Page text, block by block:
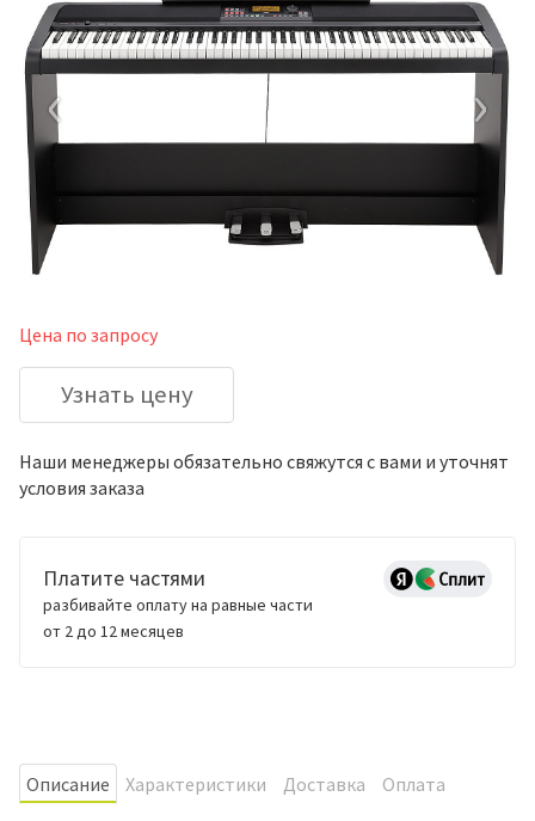
‹ ›
Цена по запросу
Узнать цену
Наши менеджеры обязательно свяжутся с вами и уточнят
условия заказа
Платите частями
разбивайте оплату на равные части
от 2 до 12 месяцев
Oписание Характеристики Доставка Оплата